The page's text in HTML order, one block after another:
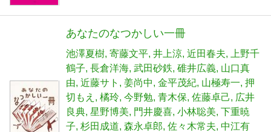
あなたのなつかしい一冊
池澤夏樹 寄藤文平 井上涼 近田春夫
上野千
鶴子 長倉洋海 武田砂鉄 碓井広義 山口真
由 近藤サト 姜尚中 金平茂紀 山極寿一 押
切もえ
橘玲 今野勉 青木保 佐藤卓己
広井
良典 星野博美 門井慶喜 小林聡美 下重暁
子 杉田成道 森永卓郎 佐々木常夫 中江有